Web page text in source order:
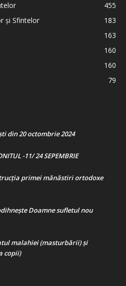
455
și Sfintelor
183
163
160
160
79
din 20 octombrie 2024
-11/ 24 SEPEMBRIE
primei mănăstiri ortodoxe
Doamne sufletul nou
malahiei (masturbării) şi
copii)